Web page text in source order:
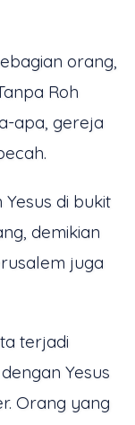
orang,
Roh
apa, gereja
di bukit
demikian
juga
terjadi
Yesus
Orang yang